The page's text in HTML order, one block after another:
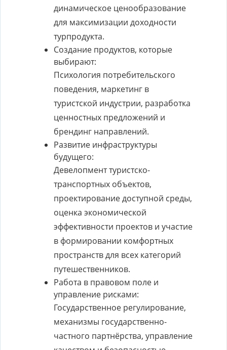
динамическое ценообразование
для максимизации доходности
турпродукта.
Создание продуктов, которые
выбирают:
Психология потребительского
поведения, маркетинг в
туристской индустрии, разработка
ценностных предложений и
брендинг направлений.
Развитие инфраструктуры
будущего:
Девелопмент туристско-
транспортных объектов,
проектирование доступной среды,
оценка экономической
эффективности проектов и участие
в формировании комфортных
пространств для всех категорий
путешественников.
Работа в правовом поле и
управление рисками:
Государственное регулирование,
механизмы государственно-
частного партнёрства, управление